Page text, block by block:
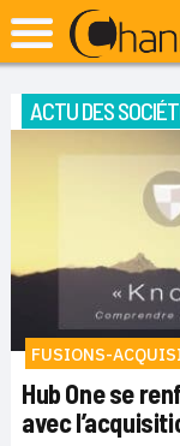
ACTU DES
FUSIONS-
Hub One se
avec